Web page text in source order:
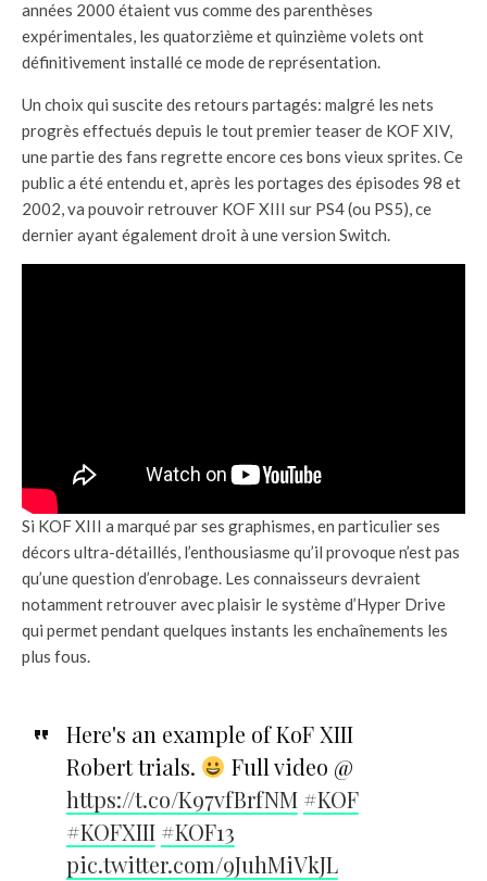
années 2000 étaient vus comme des parenthèses
expérimentales, les quatorzième et quinzième volets ont
définitivement installé ce mode de représentation.
Un choix qui suscite des retours partagés: malgré les nets
progrès effectués depuis le tout premier teaser de KOF XIV,
une partie des fans regrette encore ces bons vieux sprites. Ce
public a été entendu et, après les portages des épisodes 98 et
2002, va pouvoir retrouver KOF XIII sur PS4 (ou PS5), ce
dernier ayant également droit à une version Switch.
Si KOF XIII a marqué par ses graphismes, en particulier ses
décors ultra-détaillés, l’enthousiasme qu’il provoque n’est pas
qu’une question d’enrobage. Les connaisseurs devraient
notamment retrouver avec plaisir le système d’Hyper Drive
qui permet pendant quelques instants les enchaînements les
plus fous.
Here's an example of KoF XIII
Robert trials.
Full video @
https://t.co/K97vfBrfNM #KOF
#KOFXIII #KOF13
pic.twitter.com/9JuhMiVkJL